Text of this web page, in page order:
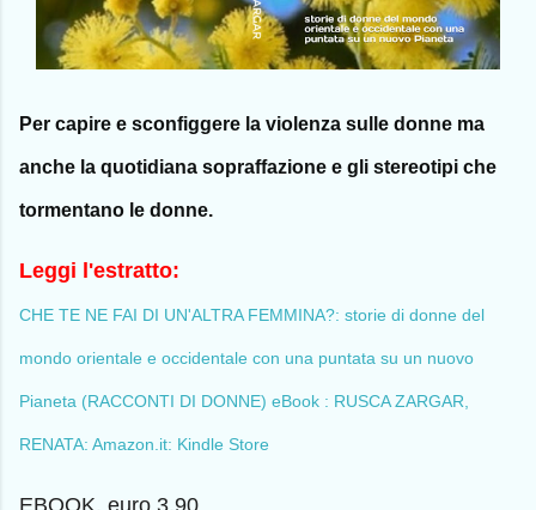
Per capire e sconfiggere la violenza sulle donne ma
anche la quotidiana sopraffazione e gli stereotipi che
tormentano le donne.
Leggi l'estratto:
CHE TE NE FAI DI UN'ALTRA FEMMINA?: storie di donne del
mondo orientale e occidentale con una puntata su un nuovo
Pianeta (RACCONTI DI DONNE) eBook : RUSCA ZARGAR,
RENATA: Amazon.it: Kindle Store